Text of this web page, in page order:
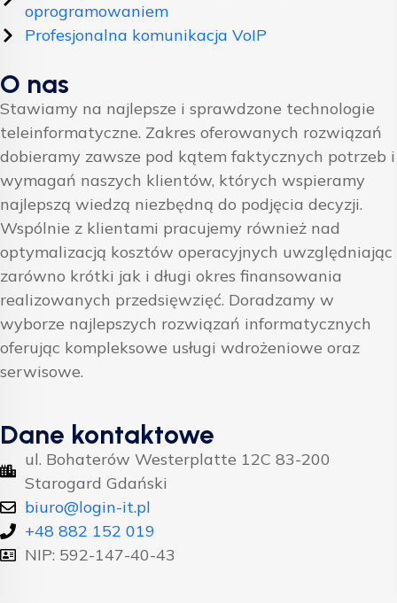
oprogramowaniem
Profesjonalna komunikacja VoIP
O nas
Stawiamy na najlepsze i sprawdzone technologie
teleinformatyczne. Zakres oferowanych rozwiązań
dobieramy zawsze pod kątem faktycznych potrzeb i
wymagań naszych klientów, których wspieramy
najlepszą wiedzą niezbędną do podjęcia decyzji.
Wspólnie z klientami pracujemy również nad
optymalizacją kosztów operacyjnych uwzględniając
zarówno krótki jak i długi okres finansowania
realizowanych przedsięwzięć. Doradzamy w
wyborze najlepszych rozwiązań informatycznych
oferując kompleksowe usługi wdrożeniowe oraz
serwisowe.
Dane kontaktowe
ul. Bohaterów Westerplatte 12C 83-200
Starogard Gdański
biuro@login-it.pl
+48 882 152 019
NIP: 592-147-40-43